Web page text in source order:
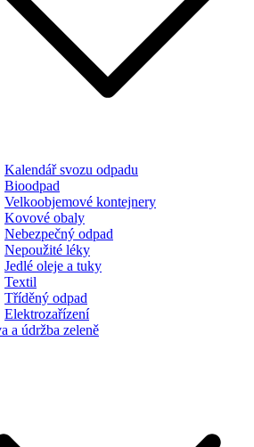
Kalendář svozu odpadu
Bioodpad
Velkoobjemové kontejnery
Kovové obaly
Nebezpečný odpad
Nepoužité léky
Jedlé oleje a tuky
Textil
Tříděný odpad
Elektrozařízení
a údržba zeleně